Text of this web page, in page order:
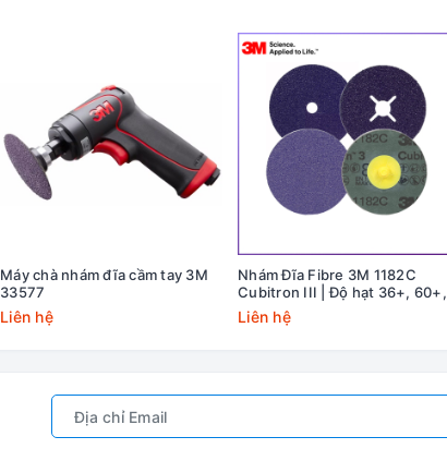
Máy chà nhám đĩa cầm tay 3M
33577
Liên hệ
Nhám Đĩa Fibre 3M 1182C
Cubitron III | Độ hạt 36+, 60+,
80+
Liên hệ